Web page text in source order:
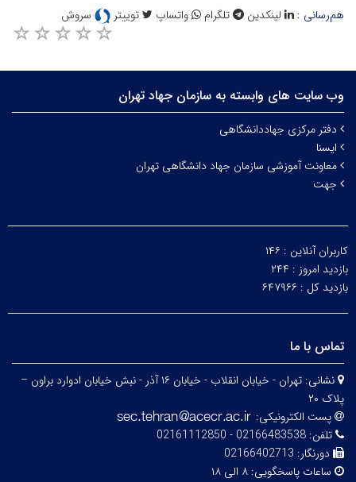
هم‌رسانی : لینکدین تلگرام واتساپ توییتر سروش
وب سایت های وابسته به سازمان جهاد تهران
دفتر مرکزی جهاددانشگاهی
ایسنا
معاونت آموزشی سازمان جهاد دانشگاهی تهران
جهت
کاربران آنلاین : ۱۴۶
بازدید امروز : ۲۴۴
بازدید کل : ۶۴۷۹۶۶
تماس با ما
نشانی:
تهران - خیابان انقلاب - خیابان ۱۶ آذر - نبش خیابان ادوارد براون –
پلاک ۲۰
پست الکترونیکی:
تلفن: 02166483538 - 02161112850
دورنگار: 02166402713
ساعات پاسخگویی: ۸ الی ۱۸